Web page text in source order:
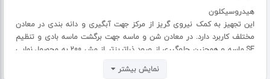
هیدروسیکلون
این تجهیز به کمک نیروی گریز از مرکز جهت آبگیری و دانه بندی در معادن
مختلف کاربرد دارد. در معادن شن و ماسه جهت برگشت ماسه بادی و تنظیم
SE ماسه و همچنین جلوگیری از ورود ذراتریزتر از مش 200 به محصول نهایی
نمایش بیشتر